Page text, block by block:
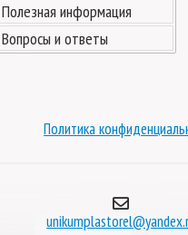
Полезная информация
Вопросы и ответы
Политика